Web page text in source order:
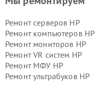
Ремонт серверов HP
Ремонт компьютеров HP
Ремонт мониторов HP
Ремонт VR систем HP
Ремонт МФУ HP
Ремонт ультрабуков HP